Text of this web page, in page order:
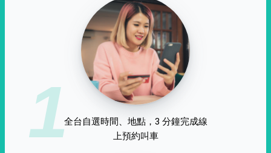
1全台自選時間、地點，3 分鐘完成線
上預約叫車